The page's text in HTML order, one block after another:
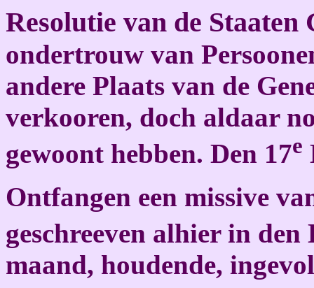
Resolutie van de Staaten
ondertrouw van
andere Plaats van de
verkooren, doch aldaar
gewoont hebben. Den 17e
Ontfangen een missive
geschreeven alhier in den
maand, houdende,